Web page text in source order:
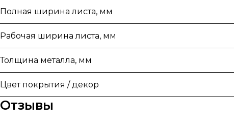
Полная ширина листа, мм
Рабочая ширина листа, мм
Толщина металла, мм
Цвет покрытия / декор
Отзывы